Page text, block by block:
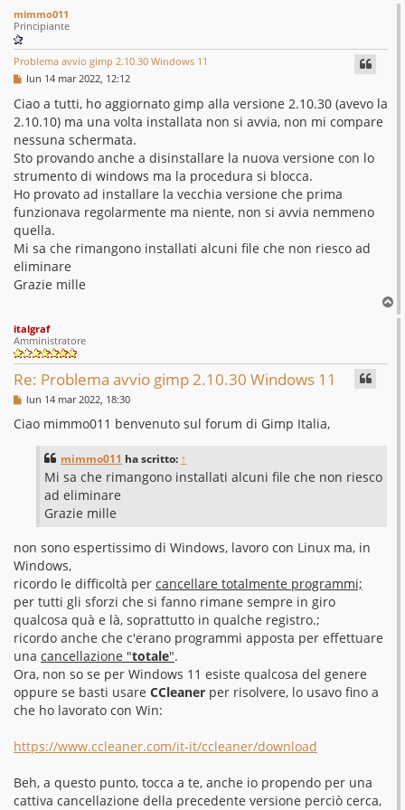
mimmo011
Principiante
Problema avvio gimp 2.10.30 Windows 11
M
s
s
a
g
g
i
o
lun 14 mar 2022, 12:12
Ciao a tutti, ho aggiornato gimp alla versione 2.10.30 (avevo la
2.10.10) ma una volta installata non si avvia, non mi compare
nessuna schermata.
Sto provando anche a disinstallare la nuova versione con lo
strumento di windows ma la procedura si blocca.
Ho provato ad installare la vecchia versione che prima
funzionava regolarmente ma niente, non si avvia nemmeno
quella.
Mi sa che rimangono installati alcuni file che non riesco ad
eliminare
Grazie mille
o
italgraf
Amministratore
Re: Problema avvio gimp 2.10.30 Windows 11
M
s
s
lun 14 mar 2022, 18:30
Ciao mimmo011 benvenuto sul forum di Gimp Italia,
mimmo011 ha scritto: ↑
Mi sa che rimangono installati alcuni file che non riesco
ad eliminare
Grazie mille
non sono espertissimo di Windows, lavoro con Linux ma, in
Windows,
ricordo le difficoltà per cancellare totalmente programmi;
per tutti gli sforzi che si fanno rimane sempre in giro
qualcosa quà e là, soprattutto in qualche registro.;
ricordo anche che c'erano programmi apposta per effettuare
una cancellazione "totale".
Ora, non so se per Windows 11 esiste qualcosa del genere
oppure se basti usare CCleaner per risolvere, lo usavo fino a
che ho lavorato con Win:
https://www.ccleaner.com/it-it/ccleaner/download
Beh, a questo punto, tocca a te, anche io propendo per una
cattiva cancellazione della precedente versione perciò cerca,